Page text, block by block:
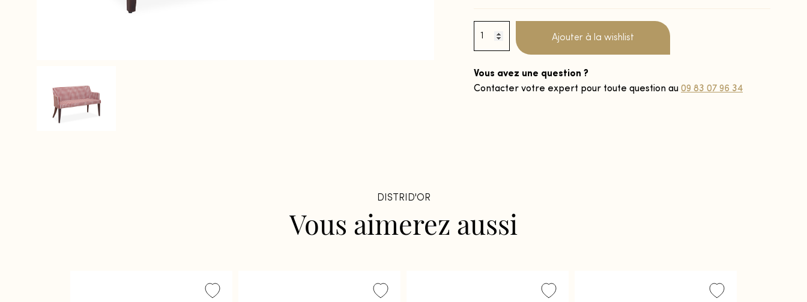
Ajouter à la wishlist
Vous avez une question ?
Contacter votre expert pour toute question au 09 83 07 96 34
DISTRID'OR
Vous aimerez aussi